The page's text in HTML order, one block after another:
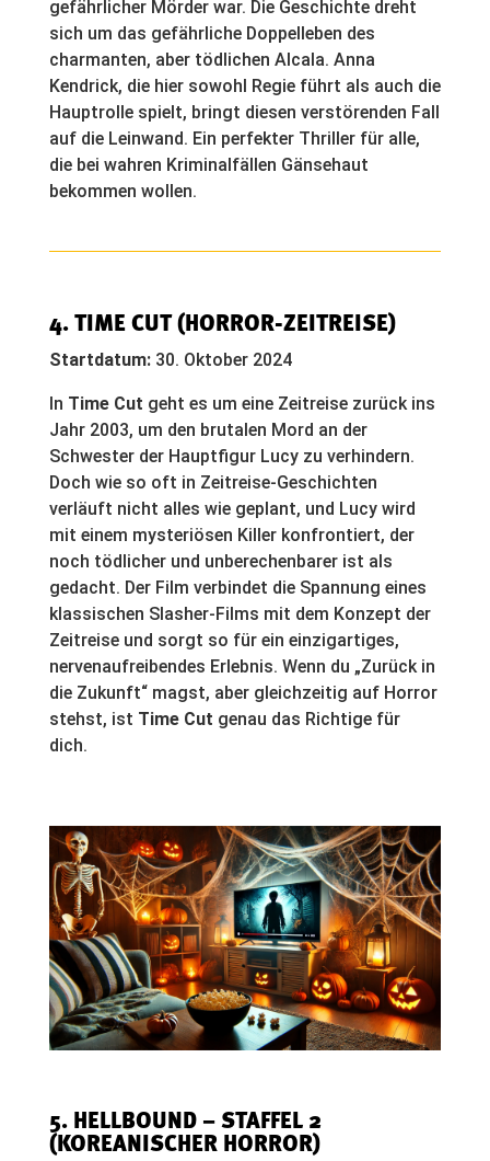
gefährlicher Mörder war. Die Geschichte dreht
sich um das gefährliche Doppelleben des
charmanten, aber tödlichen Alcala. Anna
Kendrick, die hier sowohl Regie führt als auch die
Hauptrolle spielt, bringt diesen verstörenden Fall
auf die Leinwand. Ein perfekter Thriller für alle,
die bei wahren Kriminalfällen Gänsehaut
bekommen wollen.
4. TIME CUT(HORROR-ZEITREISE)
Startdatum:30. Oktober 2024
In Time Cut geht es um eine Zeitreise zurück ins
Jahr 2003, um den brutalen Mord an der
Schwester der Hauptfigur Lucy zu verhindern.
Doch wie so oft in Zeitreise-Geschichten
verläuft nicht alles wie geplant, und Lucy wird
mit einem mysteriösen Killer konfrontiert, der
noch tödlicher und unberechenbarer ist als
gedacht. Der Film verbindet die Spannung eines
klassischen Slasher-Films mit dem Konzept der
Zeitreise und sorgt so für ein einzigartiges,
nervenaufreibendes Erlebnis. Wenn du „Zurück in
die Zukunft“ magst, aber gleichzeitig auf Horror
stehst, ist Time Cut genau das Richtige für
dich.
5. HELLBOUND – STAFFEL 2
(KOREANISCHER HORROR)